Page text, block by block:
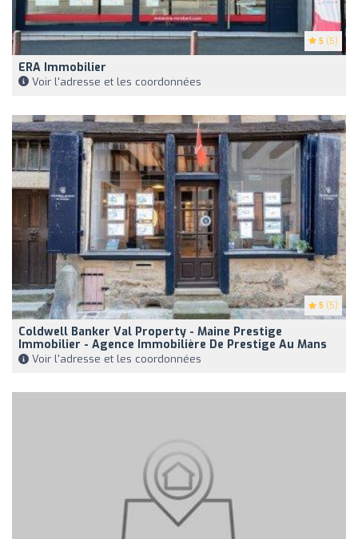
5 (5)
ERA Immobilier
Voir l'adresse et les coordonnées
5 (5)
Coldwell Banker Val Property - Maine Prestige
Immobilier - Agence Immobilière De Prestige Au Mans
Voir l'adresse et les coordonnées